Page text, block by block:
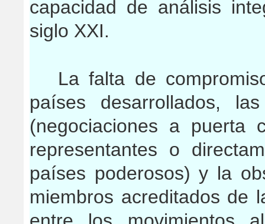
capacidad de análisis
siglo XXI.
La falta de
países desarrollados,
(negociaciones a puerta
representantes o
países poderosos) y la
miembros acreditados de